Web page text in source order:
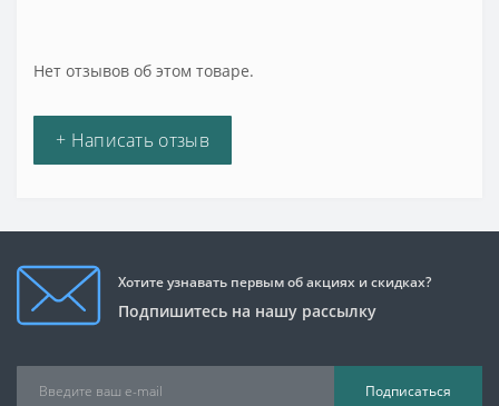
Нет отзывов об этом товаре.
+ Написать отзыв
Хотите узнавать первым об акциях и скидках?
Подпишитесь на нашу рассылку
Подписаться